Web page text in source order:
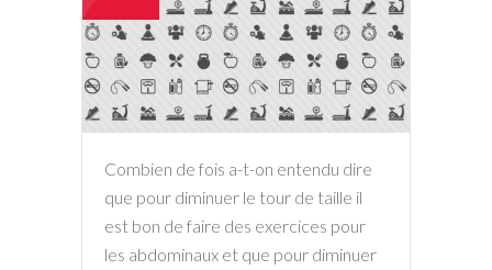
Combien de fois a-t-on entendu dire
que pour diminuer le tour de taille il
est bon de faire des exercices pour
les abdominaux et que pour diminuer